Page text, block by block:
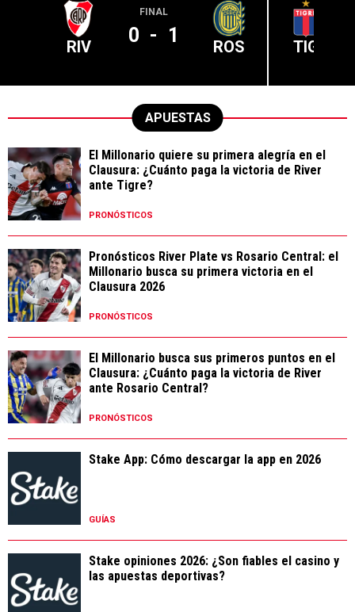
RIV
FINAL
0 - 1 ROS TIG
APUESTAS
El Millonario quiere su primera alegría en el
Clausura: ¿Cuánto paga la victoria de River
ante Tigre?
PRONÓSTICOS
Pronósticos River Plate vs Rosario Central: el
Millonario busca su primera victoria en el
Clausura 2026
PRONÓSTICOS
El Millonario busca sus primeros puntos en el
Clausura: ¿Cuánto paga la victoria de River
ante Rosario Central?
PRONÓSTICOS
Stake App: Cómo descargar la app en 2026
GUÍAS
Stake opiniones 2026: ¿Son fiables el casino y
las apuestas deportivas?